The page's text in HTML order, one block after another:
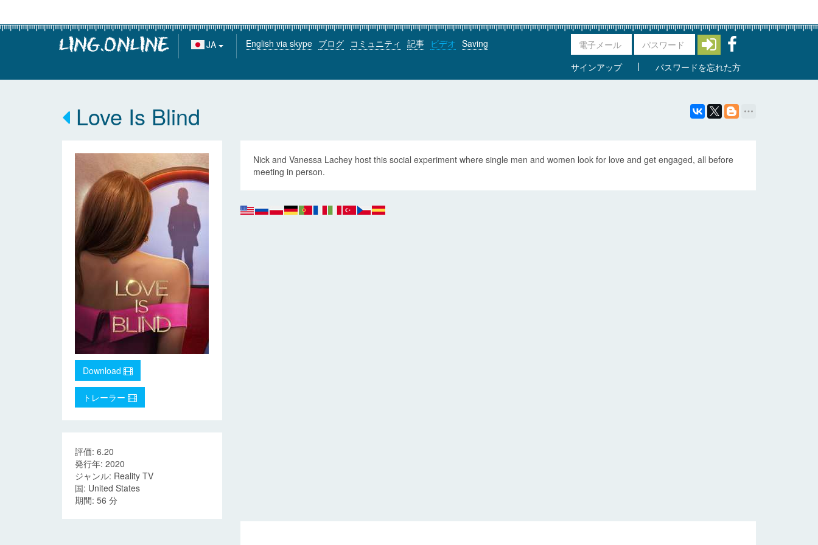
JA English via skype ブログ コミュニティ 記事 ビデオ Saving
サインアップ
パスワードを忘れた方
Love Is Blind
Download
トレーラー
評価: 6.20
発行年: 2020
ジャンル: Reality TV
国: United States
期間: 56 分
Nick and Vanessa Lachey host this social experiment where single men and women look for love and get engaged, all before
meeting in person.